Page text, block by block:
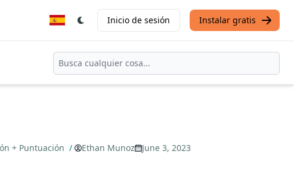
Inicio de sesión Instalar gratis
+ Puntuación / Ethan Munoz
June 3, 2023